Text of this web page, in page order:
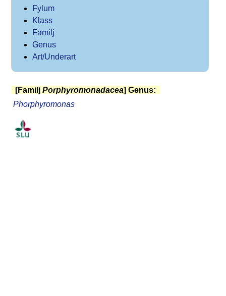
Fylum
Klass
Familj
Genus
Art/Underart
[Familj Porphyromonadacea] Genus:
Phorphyromonas